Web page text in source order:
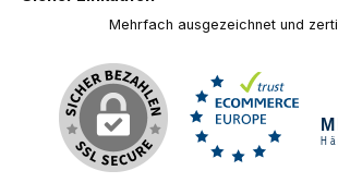
Mehrfach ausgezeichnet und